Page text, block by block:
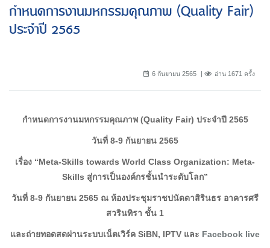
กำหนดการงานมหกรรมคุณภาพ (Quality Fair)
ประจำปี 2565
6 กันยายน 2565 อ่าน 1671 ครั้ง
กำหนดการงานมหกรรมคุณภาพ (Quality Fair) ประจำปี 2565
วันที่ 8-9 กันยายน 2565
เรื่อง “Meta-Skills towards World Class Organization: Meta-
Skills สู่การเป็นองค์กรชั้นนำระดับโลก”
วันที่ 8-9 กันยายน 2565 ณ ห้องประชุมราชปนัดดาสิรินธร อาคารศรี
สวรินทิรา ชั้น 1
และถ่ายทอดสดผ่านระบบเน็ตเวิร์ค SiBN, IPTV และ Facebook live